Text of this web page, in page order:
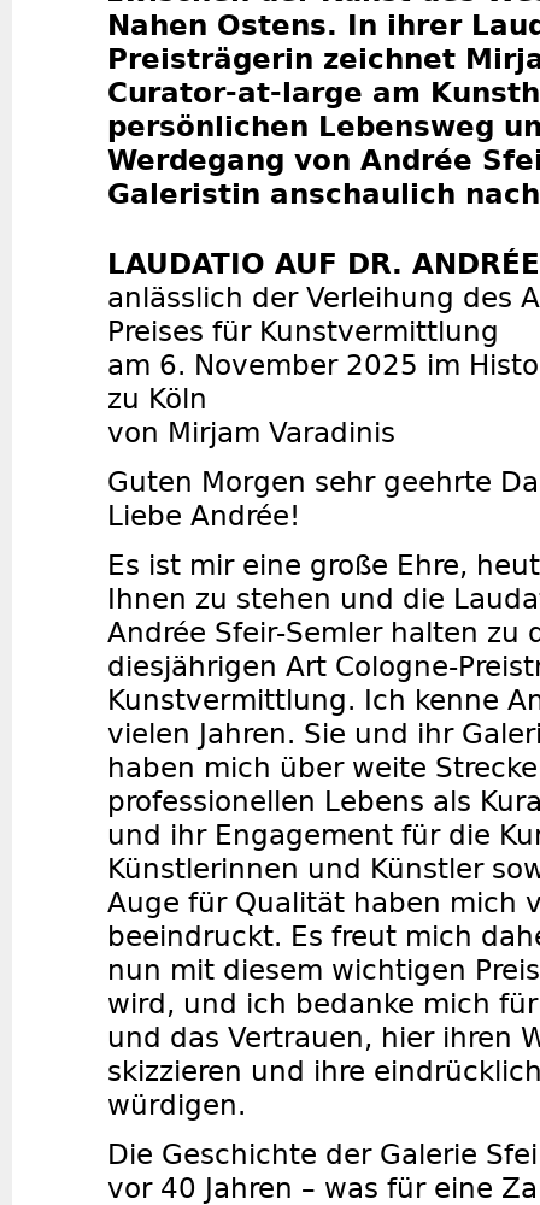
Nahen Ostens. In ihrer
Preisträgerin zeichnet
Curator-at-large am
persönlichen Lebensweg
Werdegang von Andrée
Galeristin anschaulich
LAUDATIO AUF DR.
anlässlich der Verleihung des
Preises für Kunstvermittlung
am 6. November 2025 im
zu Köln
von Mirjam Varadinis
Guten Morgen sehr geehrte
Liebe Andrée!
Es ist mir eine große Ehre,
Ihnen zu stehen und die
Andrée Sfeir-Semler halten zu
diesjährigen Art Cologne-
Kunstvermittlung. Ich kenne
vielen Jahren. Sie und ihr
haben mich über weite
professionellen Lebens als
und ihr Engagement für die
Künstlerinnen und Künstler
Auge für Qualität haben mich
beeindruckt. Es freut mich
nun mit diesem wichtigen
wird, und ich bedanke mich
und das Vertrauen, hier ihren
skizzieren und ihre
würdigen.
Die Geschichte der Galerie
vor 40 Jahren – was für eine